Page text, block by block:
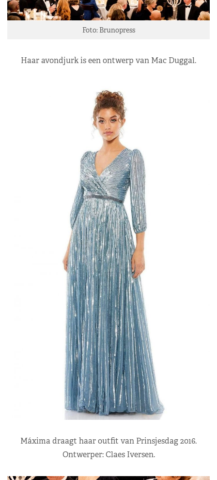
Foto: Brunopress
Haar avondjurk is een ontwerp van Mac Duggal.
Máxima draagt haar outfit van Prinsjesdag 2016.
Ontwerper: Claes Iversen.